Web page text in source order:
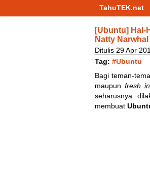
TahuTEK.net
[Ubuntu] Hal-
Natty
Ditulis 29Apr
Tag: #Ubuntu
Bagi teman-
maupun fresh
seharusnya
membuat